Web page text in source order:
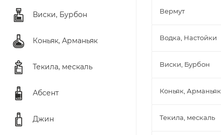
Виски, Бурбон
Коньяк, Арманьяк
Текила, мескаль
Абсент
Джин
Вермут
Водка, Настойки
Виски, Бурбон
Коньяк, Арманьяк
Текила, мескаль